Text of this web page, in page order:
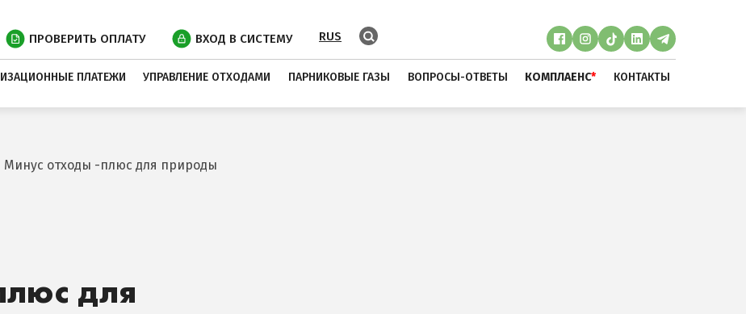
ПРОВЕРИТЬ ОПЛАТУ ВХОД В СИСТЕМУ RUS
ПЛАТЕЖИ УПРАВЛЕНИЕ ОТХОДАМИ ПАРНИКОВЫЕ ГАЗЫ ВОПРОСЫ-ОТВЕТЫ КОМПЛАЕНС* КОНТАКТЫ
Минус отходы -плюс для природы
для